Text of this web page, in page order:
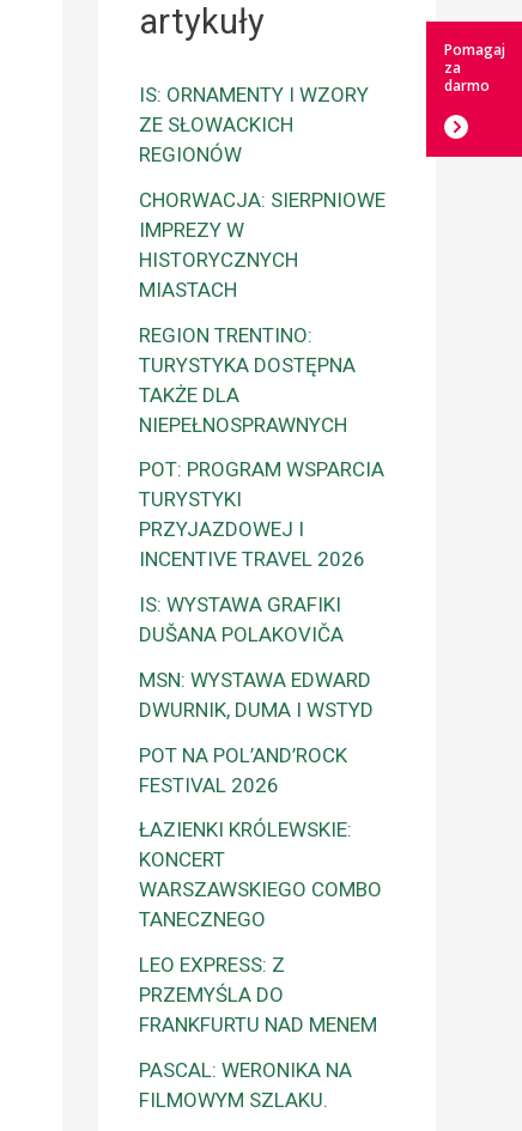
artykuły
IS: ORNAMENTY I WZORY
ZE SŁOWACKICH
REGIONÓW
CHORWACJA: SIERPNIOWE
IMPREZY W
HISTORYCZNYCH
MIASTACH
REGION TRENTINO:
TURYSTYKA DOSTĘPNA
TAKŻE DLA
NIEPEŁNOSPRAWNYCH
POT: PROGRAM WSPARCIA
TURYSTYKI
PRZYJAZDOWEJ I
INCENTIVE TRAVEL 2026
IS: WYSTAWA GRAFIKI
DUŠANA POLAKOVIČA
MSN: WYSTAWA EDWARD
DWURNIK, DUMA I WSTYD
POT NA POL’AND’ROCK
FESTIVAL 2026
ŁAZIENKI KRÓLEWSKIE:
KONCERT
WARSZAWSKIEGO COMBO
TANECZNEGO
LEO EXPRESS: Z
PRZEMYŚLA DO
FRANKFURTU NAD MENEM
PASCAL: WERONIKA NA
FILMOWYM SZLAKU.
Pomagaj
za
darmo